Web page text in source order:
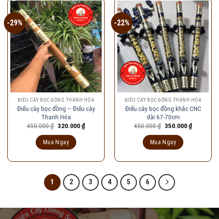
-29%
ĐIẾU CÀY BỌC ĐỒNG THANH HÓA
Điếu cày bọc đồng – Điếu cày
Thanh Hóa
450.000₫ Giá
là:
450.000 ₫.
320.000₫Giá
hiện
Mua Ngay
-22%
ĐIẾU CÀY BỌC ĐỒNG THANH HÓA
Điếu cày bọc đồng khắc CNC
dài 67-70cm
450.000₫ Giá
là:
450.000 ₫.
350.000₫Giá
hiện
Mua Ngay
1 2 3 4 5 6